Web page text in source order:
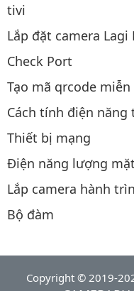
tivi
Lắp đặt camera Lagi
Check Port
Tạo mã qrcode
Cách tính điện năng
Thiết bị mạng
Điện năng lượng
Lắp camera hành
Bộ đàm
Copyright © 2019-